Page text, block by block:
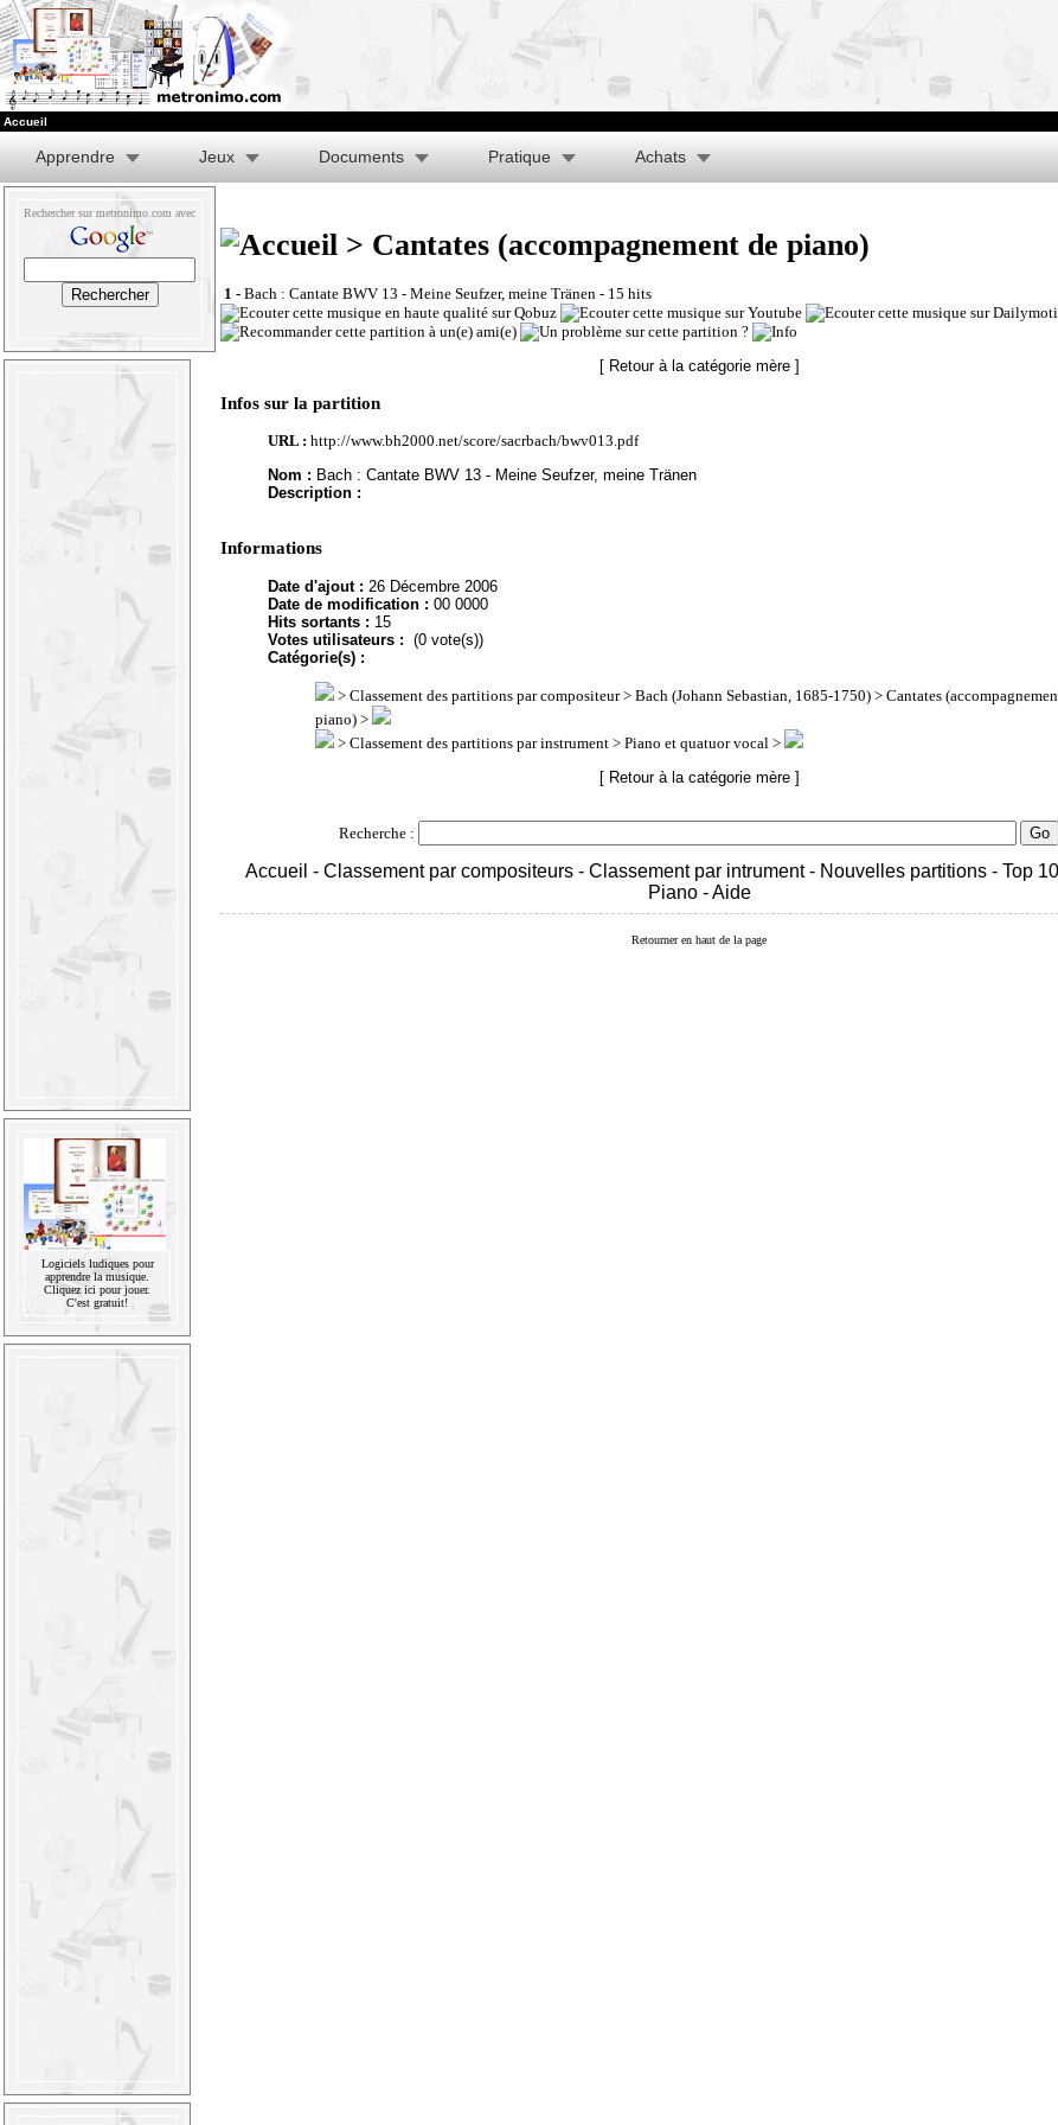
Accueil
Apprendre Jeux Documents Pratique Achats
Rechercher sur metronimo.com avec
Logiciels ludiques pour
apprendre la musique.
Cliquez ici pour jouer.
C'est gratuit!
> Cantates (accompagnement de piano)
1 - Bach : Cantate BWV 13 - Meine Seufzer, meine Tränen - 15 hits
[ Retour à la catégorie mère ]
Infos sur la partition
URL : http://www.bh2000.net/score/sacrbach/bwv013.pdf
Nom : Bach : Cantate BWV 13 - Meine Seufzer, meine Tränen
Description :
Informations
Date d'ajout : 26 Décembre 2006
Date de modification : 00 0000
Hits sortants : 15
Votes utilisateurs : (0 vote(s))
Catégorie(s) :
> Classement des partitions par compositeur> Bach (Johann Sebastian, 1685-1750) > Cantates
piano) >
> Classement des partitions par instrument > Piano et quatuor vocal >
[ Retour à la catégorie mère ]
Recherche :
Accueil - Classement par compositeurs - Classement par intrument- Nouvelles partitions - Top
Piano-Aide
Retourner en haut de la page